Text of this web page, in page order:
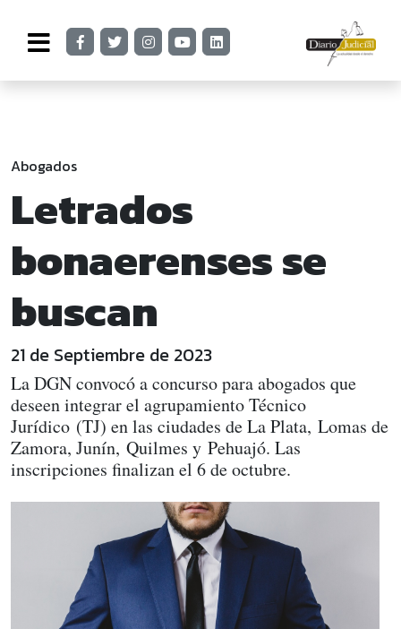
Abogados
Letrados
bonaerenses se
buscan
21 de Septiembre de 2023
La DGN convocó a concurso para abogados que
deseen integrar el agrupamiento Técnico
Jurídico (TJ) en las ciudades de La Plata, Lomas de
Zamora, Junín, Quilmes y Pehuajó. Las
inscripciones finalizan el 6 de octubre.